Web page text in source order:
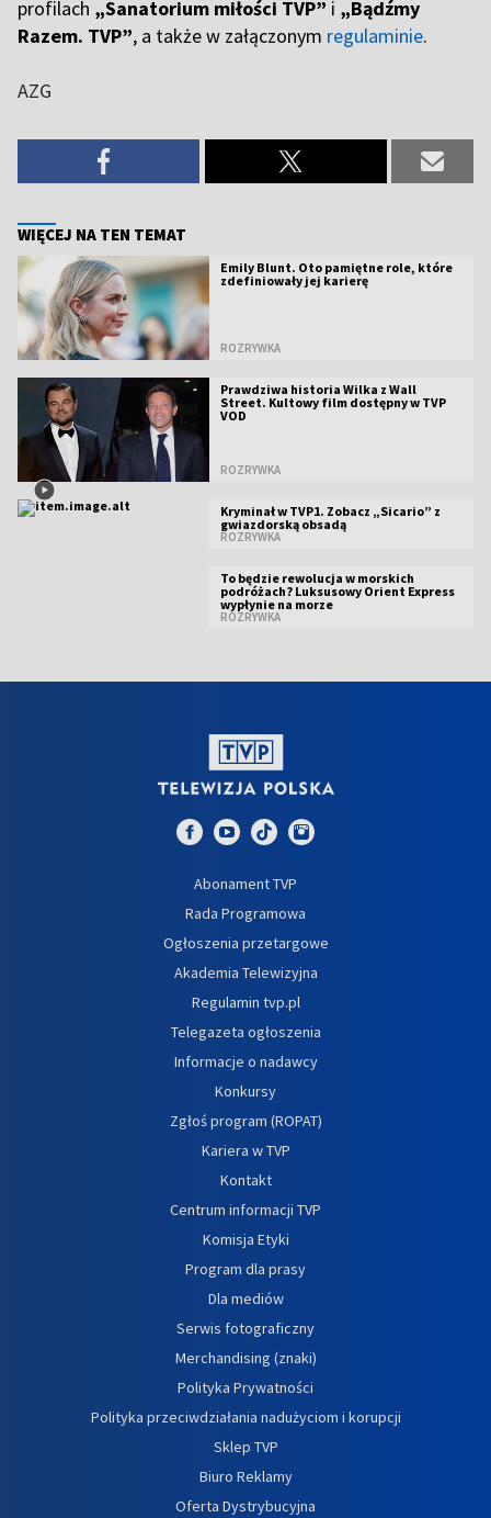
profilach „Sanatorium miłości TVP” i „Bądźmy
Razem. TVP”, a także w załączonym regulaminie.
AZG
WIĘCEJ NA TEN TEMAT
Emily Blunt. Oto pamiętne role, które
zdefiniowały jej karierę
ROZRYWKA
Prawdziwa historia Wilka z Wall
Street. Kultowy film dostępny w TVP
VOD
ROZRYWKA
Kryminał w TVP1. Zobacz „Sicario” z
gwiazdorską obsadą
ROZRYWKA
To będzie rewolucja w morskich
podróżach? Luksusowy Orient Express
wypłynie na morze
ROZRYWKA
Abonament TVP
Rada Programowa
Ogłoszenia przetargowe
Akademia Telewizyjna
Regulamin tvp.pl
Telegazeta ogłoszenia
Informacje o nadawcy
Konkursy
Zgłoś program (ROPAT)
Kariera w TVP
Kontakt
Centrum informacji TVP
Komisja Etyki
Program dla prasy
Dla mediów
Serwis fotograficzny
Merchandising (znaki)
Polityka Prywatności
Polityka przeciwdziałania nadużyciom i korupcji
Sklep TVP
Biuro Reklamy
Oferta Dystrybucyjna